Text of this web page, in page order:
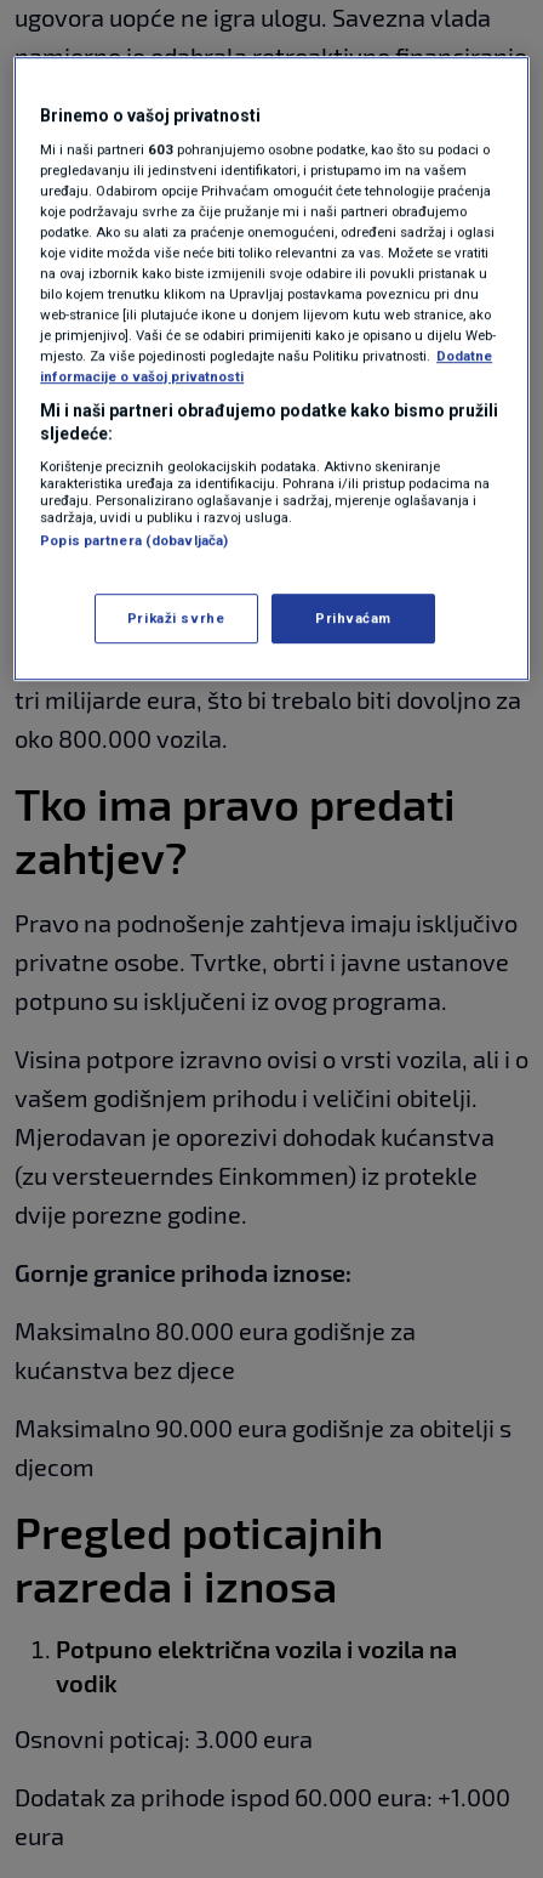
ugovora uopće ne igra ulogu. Savezna vlada
namjerno je odabrala retroaktivno financiranje
početku godine.
Njemački kancelar Merz predlaže
pridruženo članstvo Ukrajine u EU-u
SVIJET 21. svi.
INFOGRAFIKA / Pogledajte gdje se u
Europi najviše kradu automobili. Prvo
mjesto će vas iznenaditi
AUTO 18. svi.
Ukupan proračun:Program obuhvaća
isključivo električna vozila s baterijama, vozila
na vodikove gorive ćelije, plug-in hibride te
električne automobile s tzv. Range
leasing. Za ovo programsko razdoblje iz Fonda
tri milijarde eura, što bi trebalo biti dovoljno za
oko 800.000 vozila.
Tko ima pravo predati
zahtjev?
Pravo na podnošenje zahtjeva imaju isključivo
privatne osobe. Tvrtke, obrti i javne ustanove
potpuno su isključeni iz ovog programa.
Visina potpore izravno ovisi o vrsti vozila, ali i o
vašem godišnjem prihodu i veličini obitelji.
Mjerodavan je oporezivi dohodak kućanstva
(zu versteuerndes Einkommen) iz protekle
dvije porezne godine.
Gornje granice prihoda iznose:
Maksimalno 80.000 eura godišnje za
kućanstva bez djece
Maksimalno 90.000 eura godišnje za obitelji s
djecom
Pregled poticajnih
razreda i iznosa
Potpuno električna vozila i vozila na
vodik
Osnovni poticaj: 3.000 eura
Dodatak za prihode ispod 60.000 eura: +1.000
eura
Brinemo o vašoj privatnosti
Mi i naši partneri 603 pohranjujemo osobne podatke, kao što su podaci o
pregledavanju ili jedinstveni identifikatori, i pristupamo im na vašem
uređaju. Odabirom opcije Prihvaćam omogućit ćete tehnologije praćenja
koje podržavaju svrhe za čije pružanje mi i naši partneri obrađujemo
podatke. Ako su alati za praćenje onemogućeni, određeni sadržaj i oglasi
koje vidite možda više neće biti toliko relevantni za vas. Možete se vratiti
na ovaj izbornik kako biste izmijenili svoje odabire ili povukli pristanak u
bilo kojem trenutku klikom na Upravljaj postavkama poveznicu pri dnu
web-stranice [ili plutajuće ikone u donjem lijevom kutu web stranice, ako
je primjenjivo]. Vaši će se odabiri primijeniti kako je opisano u dijelu Web-
mjesto. Za više pojedinosti pogledajte našu Politiku privatnosti. Dodatne
informacije o vašoj privatnosti
Mi i naši partneri obrađujemo podatke kako bismo pružili
sljedeće:
Korištenje preciznih geolokacijskih podataka. Aktivno skeniranje
karakteristika uređaja za identifikaciju. Pohrana i/ili pristup podacima na
uređaju. Personalizirano oglašavanje i sadržaj, mjerenje oglašavanja i
sadržaja, uvidi u publiku i razvoj usluga.
Popis partnera (dobavljača)
Prikaži svrhe Prihvaćam